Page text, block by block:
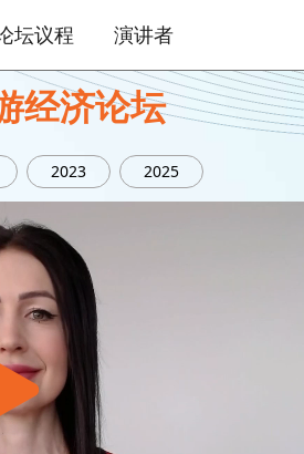
坛议程 演讲者
经济论坛
2023 2025